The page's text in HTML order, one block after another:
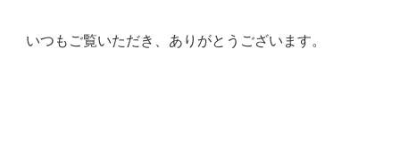
いつもご覧いただき、ありがとうございます。